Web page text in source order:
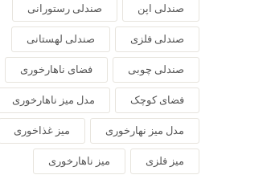
صندلی اپن صندلی رستورانی
صندلی فلزی صندلی لهستانی
صندلی چوبی فضای ناهارخوری
فضای کوچک مدل میز ناهارخوری
مدل میز نهارخوری میز غذاخوری
میز فلزی میز ناهارخوری